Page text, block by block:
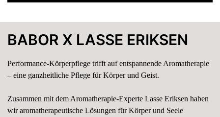
BABOR X LASSE ERIKSEN
Performance-Körperpflege trifft auf entspannende Aromatherapie
– eine ganzheitliche Pflege für Körper und Geist.
Zusammen mit dem Aromatherapie-Experte Lasse Eriksen haben
wir aromatherapeutische Lösungen für Körper und Seele